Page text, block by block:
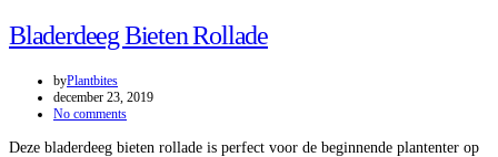
Bladerdeeg Bieten Rollade
byPlantbites
december 23, 2019
No comments
Deze bladerdeeg bieten rollade is perfect voor de beginnende plantenter op